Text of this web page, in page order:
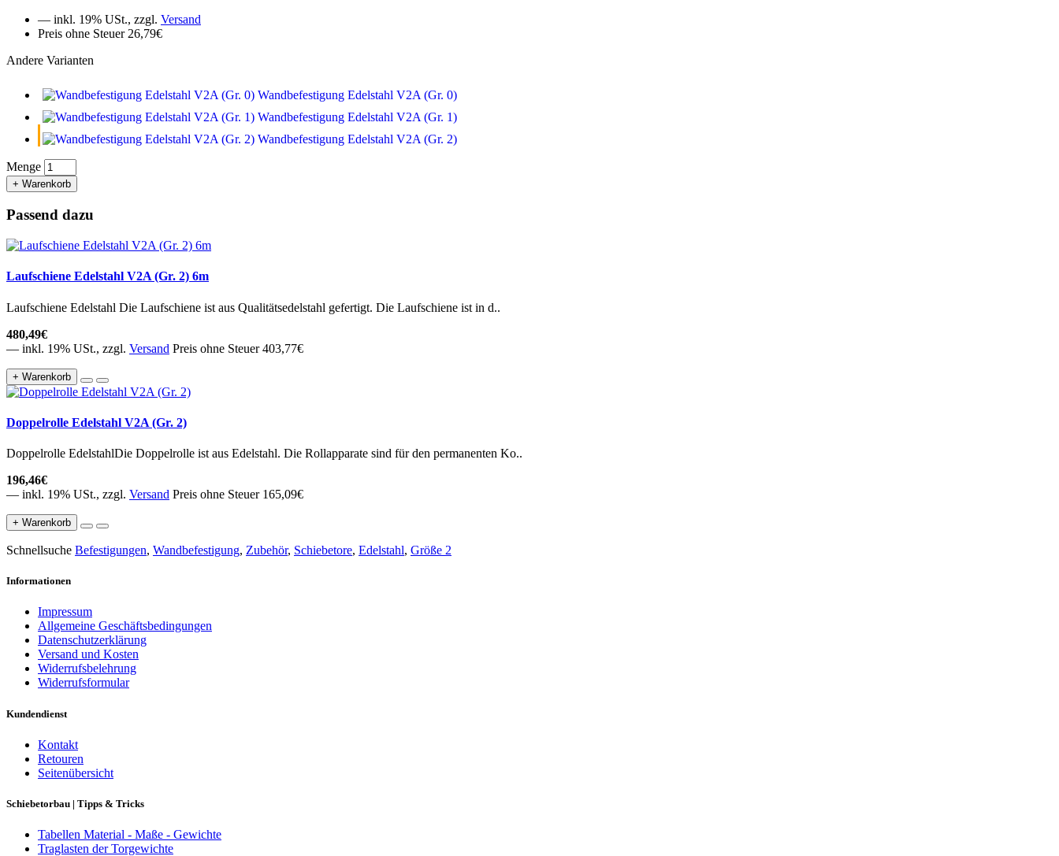
— inkl. 19% USt., zzgl. Versand
Preis ohne Steuer 26,79€
Andere Varianten
Wandbefestigung Edelstahl V2A (Gr. 0)
Wandbefestigung Edelstahl V2A (Gr. 1)
Wandbefestigung Edelstahl V2A (Gr. 2)
Menge
+ Warenkorb
Passend dazu
Laufschiene Edelstahl V2A (Gr. 2) 6m
Laufschiene Edelstahl Die Laufschiene ist aus Qualitätsedelstahl gefertigt. Die Laufschiene ist in d..
480,49€
— inkl. 19% USt., zzgl. Versand Preis ohne Steuer 403,77€
+ Warenkorb
Doppelrolle Edelstahl V2A (Gr. 2)
Doppelrolle EdelstahlDie Doppelrolle ist aus Edelstahl. Die Rollapparate sind für den permanenten Ko..
196,46€
— inkl. 19% USt., zzgl. Versand Preis ohne Steuer 165,09€
+ Warenkorb
Schnellsuche Befestigungen, Wandbefestigung, Zubehör, Schiebetore, Edelstahl, Größe 2
Informationen
Impressum
Allgemeine Geschäftsbedingungen
Datenschutzerklärung
Versand und Kosten
Widerrufsbelehrung
Widerrufsformular
Kundendienst
Kontakt
Retouren
Seitenübersicht
Schiebetorbau | Tipps & Tricks
Tabellen Material - Maße - Gewichte
Traglasten der Torgewichte